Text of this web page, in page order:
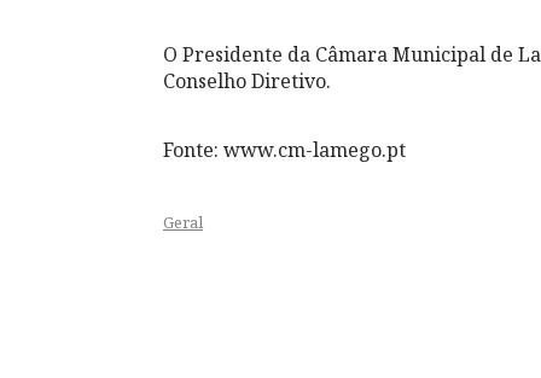
O Presidente da Câmara Municipal de
Conselho Diretivo.
Fonte: www.cm-lamego.pt
Geral